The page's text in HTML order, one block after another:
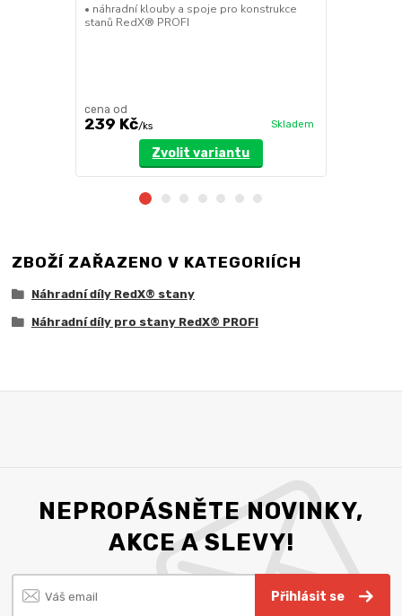
• náhradní klouby a spoje pro konstrukce
stanů RedX® PROFI
cena od
239 Kč/ks Skladem
Zvolit variantu
ZBOŽÍ ZAŘAZENO V KATEGORIÍCH
Náhradní díly RedX® stany
Náhradní díly pro stany RedX® PROFI
NEPROPÁSNĚTE NOVINKY,
AKCE A SLEVY!
Přihlásit se